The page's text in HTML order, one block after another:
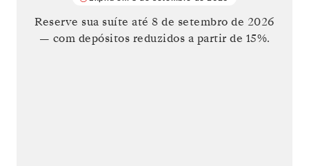
Reserve sua suíte até8 de setembro de 2026
— com depósitos reduzidos a partir de 15%.